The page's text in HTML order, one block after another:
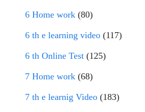
6 Home work (80)
6 th e learning video (117)
6 th Online Test (125)
7 Home work (68)
7 th e learnig Video (183)